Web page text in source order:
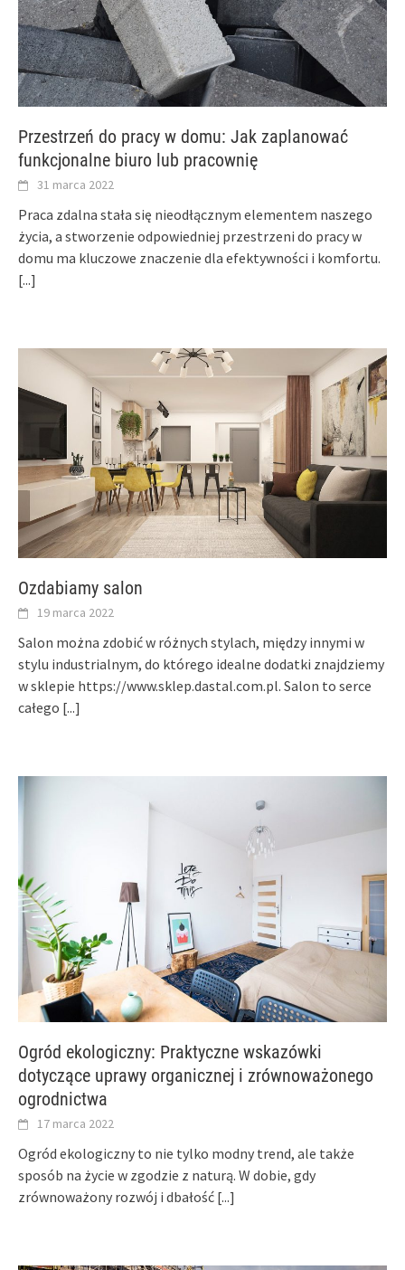
Przestrzeń do pracy w domu: Jak zaplanować
funkcjonalne biuro lub pracownię
31 marca 2022
Praca zdalna stała się nieodłącznym elementem naszego
życia, a stworzenie odpowiedniej przestrzeni do pracy w
domu ma kluczowe znaczenie dla efektywności i komfortu.
[...]
Ozdabiamy salon
19 marca 2022
Salon można zdobić w różnych stylach, między innymi w
stylu industrialnym, do którego idealne dodatki znajdziemy
w sklepie https://www.sklep.dastal.com.pl. Salon to serce
całego [...]
Ogród ekologiczny: Praktyczne wskazówki
dotyczące uprawy organicznej i zrównoważonego
ogrodnictwa
17 marca 2022
Ogród ekologiczny to nie tylko modny trend, ale także
sposób na życie w zgodzie z naturą. W dobie, gdy
zrównoważony rozwój i dbałość [...]